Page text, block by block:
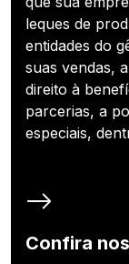
leques de
entidades do
suas vendas,
direito à
parcerias, a
especiais,
Confira